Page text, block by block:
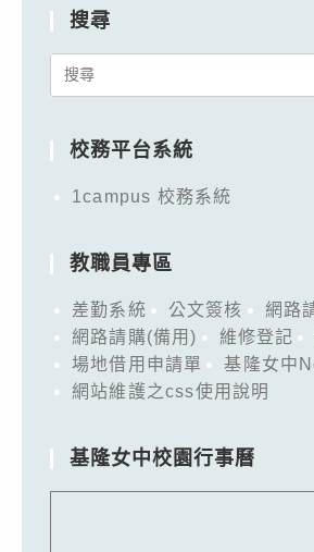
搜尋
Search
校務平台系統
1campus 校務系統
教職員專區
差勤系統 公文簽核
網路
網路請購(備用)
維修登記
場地借用申請單
基隆女中
網站維護之css使用說明
基隆女中校園行事曆